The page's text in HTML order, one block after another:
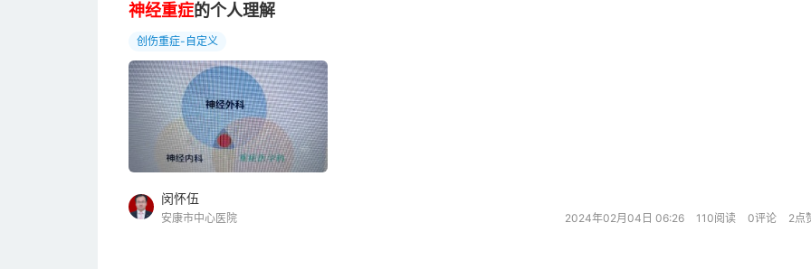
神经重症的个人理解
创伤重症-自定义
闵怀伍
安康市中心医院 2024年02月04日 06:26 110阅读 0评论 2点